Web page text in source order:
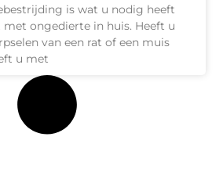
is wat u nodig heeft
ongedierte in huis. Heeft u
van een rat of een muis
u met